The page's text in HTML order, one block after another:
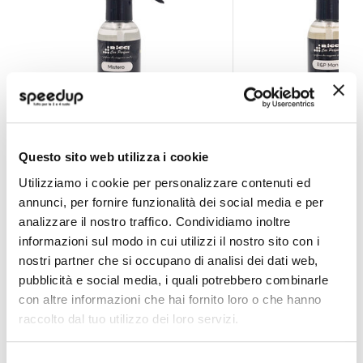
Questo sito web utilizza i cookie
Utilizziamo i cookie per personalizzare contenuti ed
annunci, per fornire funzionalità dei social media e per
analizzare il nostro traffico. Condividiamo inoltre
informazioni sul modo in cui utilizzi il nostro sito con i
nostri partner che si occupano di analisi dei dati web,
pubblicità e social media, i quali potrebbero combinarle
con altre informazioni che hai fornito loro o che hanno
raccolto dal tuo utilizzo dei loro servizi.
Profumi spray Armony Mistero - RICCI
RICCI
9,30 €
CONSEGNA IN 48H
RICCI
9,30 €
CONSEGNA IN 48H